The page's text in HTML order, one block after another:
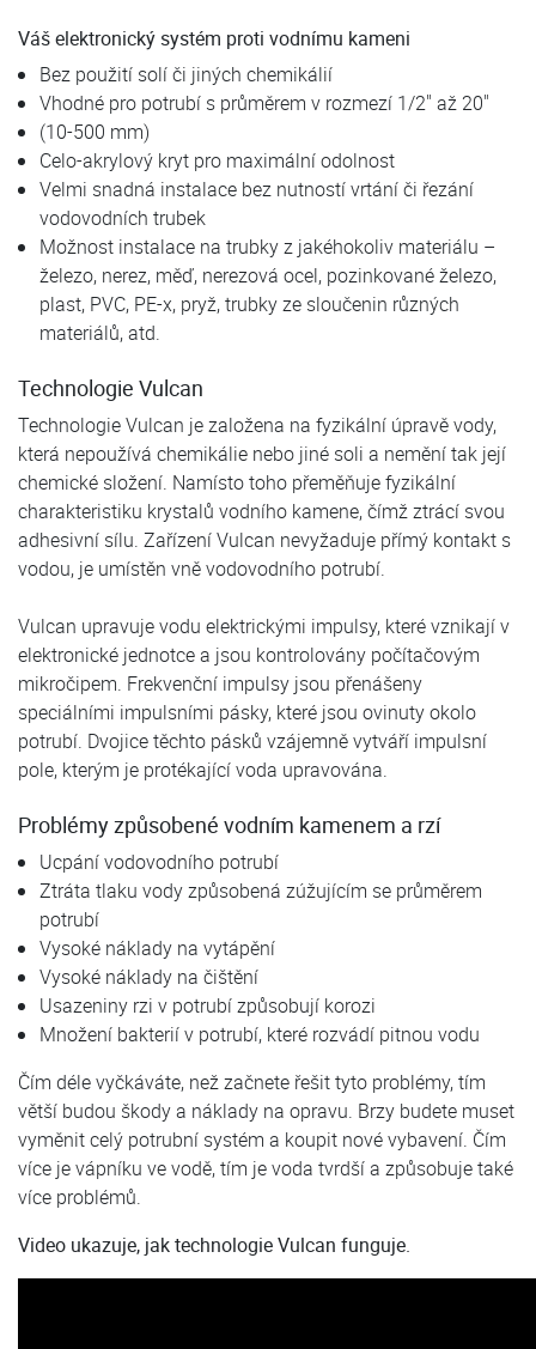
Váš elektronický systém proti vodnímu kameni
Bez použití solí či jiných chemikálií
Vhodné pro potrubí s průměrem v rozmezí 1/2" až 20"
(10-500 mm)
Celo-akrylový kryt pro maximální odolnost
Velmi snadná instalace bez nutností vrtání či řezání
vodovodních trubek
Možnost instalace na trubky z jakéhokoliv materiálu –
železo, nerez, měď, nerezová ocel, pozinkované železo,
plast, PVC, PE-x, pryž, trubky ze sloučenin různých
materiálů, atd.
Technologie Vulcan
Technologie Vulcan je založena na fyzikální úpravě vody,
která nepoužívá chemikálie nebo jiné soli a nemění tak její
chemické složení. Namísto toho přeměňuje fyzikální
charakteristiku krystalů vodního kamene, čímž ztrácí svou
adhesivní sílu. Zařízení Vulcan nevyžaduje přímý kontakt s
vodou, je umístěn vně vodovodního potrubí.
Vulcan upravuje vodu elektrickými impulsy, které vznikají v
elektronické jednotce a jsou kontrolovány počítačovým
mikročipem. Frekvenční impulsy jsou přenášeny
speciálními impulsními pásky, které jsou ovinuty okolo
potrubí. Dvojice těchto pásků vzájemně vytváří impulsní
pole, kterým je protékající voda upravována.
Problémy způsobené vodním kamenem a rzí
Ucpání vodovodního potrubí
Ztráta tlaku vody způsobená zúžujícím se průměrem
potrubí
Vysoké náklady na vytápění
Vysoké náklady na čištění
Usazeniny rzi v potrubí způsobují korozi
Množení bakterií v potrubí, které rozvádí pitnou vodu
Čím déle vyčkáváte, než začnete řešit tyto problémy, tím
větší budou škody a náklady na opravu. Brzy budete muset
vyměnit celý potrubní systém a koupit nové vybavení. Čím
více je vápníku ve vodě, tím je voda tvrdší a způsobuje také
více problémů.
Video ukazuje, jak technologie Vulcan funguje.